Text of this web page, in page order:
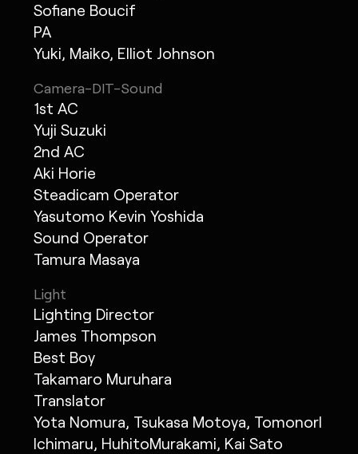
Sofiane Boucif
PA
Yuki, Maiko, Elliot Johnson
Camera-DIT-Sound
1st AC
Yuji Suzuki
2nd AC
Aki Horie
Steadicam Operator
Yasutomo Kevin Yoshida
Sound Operator
Tamura Masaya
Light
Lighting Director
James Thompson
Best Boy
Takamaro Muruhara
Translator
Yota Nomura, Tsukasa Motoya, Tomonorl
Ichimaru, HuhitoMurakami, Kai Sato